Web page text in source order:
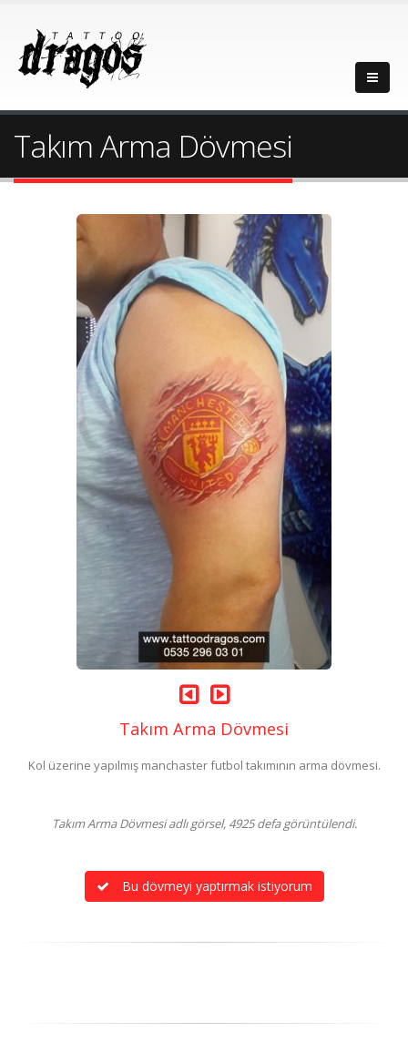
Takım Arma Dövmesi
Takım Arma Dövmesi
Kol üzerine yapılmış manchaster futbol takımının arma dövmesi.
Takım Arma Dövmesi adlı görsel, 4925 defa görüntülendi.
Bu dövmeyi yaptırmak istiyorum